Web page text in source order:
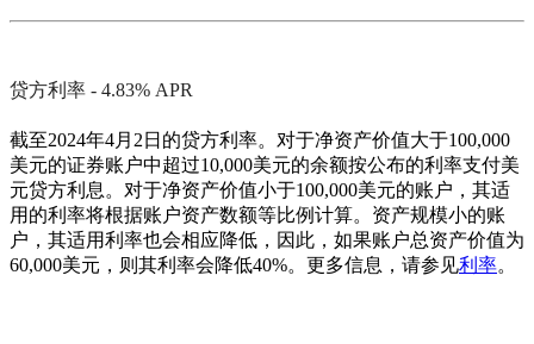
贷方利率 - 4.83% APR
截至2024年4月2日的贷方利率。对于净资产价值大于100,000
美元的证券账户中超过10,000美元的余额按公布的利率支付美
元贷方利息。对于净资产价值小于100,000美元的账户，其适
用的利率将根据账户资产数额等比例计算。资产规模小的账
户，其适用利率也会相应降低，因此，如果账户总资产价值为
60,000美元，则其利率会降低40%。更多信息，请参见利率。